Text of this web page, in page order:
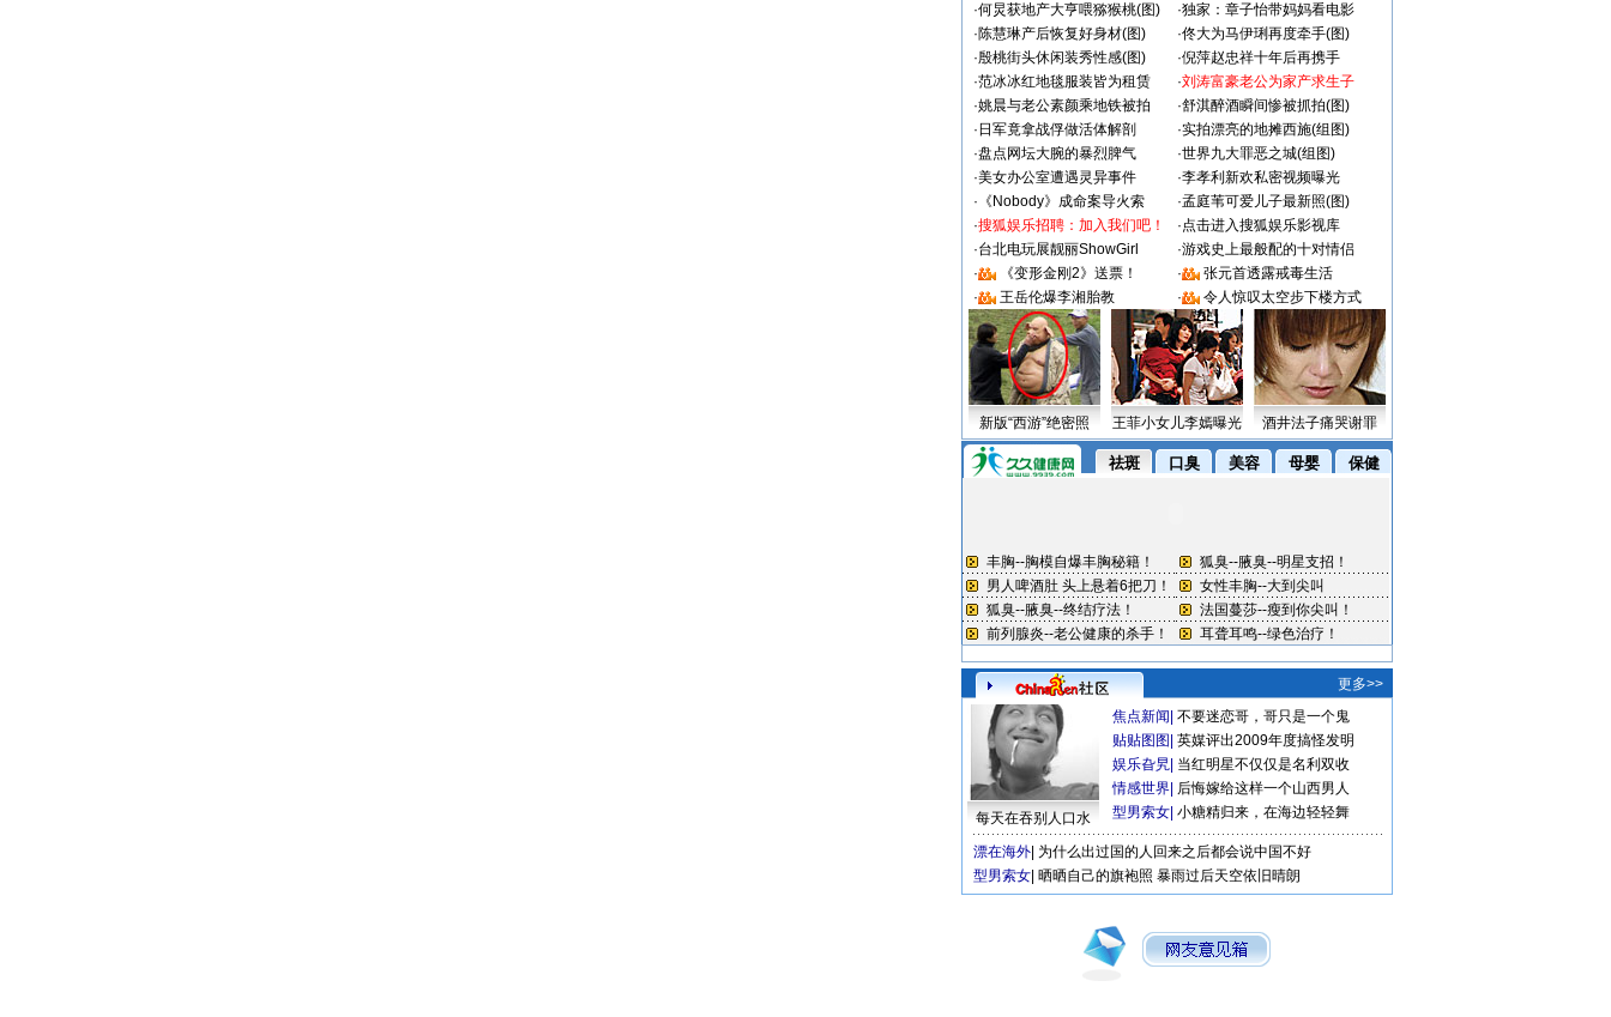
·何炅获地产大亨喂猕猴桃(图) ·独家：章子怡带妈妈看电影
·陈慧琳产后恢复好身材(图) ·佟大为马伊琍再度牵手(图)
·殷桃街头休闲装秀性感(图) ·倪萍赵忠祥十年后再携手
·范冰冰红地毯服装皆为租赁 ·刘涛富豪老公为家产求生子
·姚晨与老公素颜乘地铁被拍 ·舒淇醉酒瞬间惨被抓拍(图)
· 日军竟拿战俘做活体解剖 ·实拍漂亮的地摊西施(组图)
·盘点网坛大腕的暴烈脾气 ·世界九大罪恶之城(组图)
·美女办公室遭遇灵异事件 ·李孝利新欢私密视频曝光
· 《Nobody》成命案导火索 ·孟庭苇可爱儿子最新照(图)
·搜狐娱乐招聘：加入我们吧！ ·点击进入搜狐娱乐影视库
·台北电玩展靓丽ShowGirl ·游戏史上最般配的十对情侣
·
《变形金刚2》送票！ ·
张元首透露戒毒生活
·
王岳伦爆李湘胎教 · 令人惊叹太空步下楼方式
新版“西游”绝密照 王菲小女儿李嫣曝光 酒井法子痛哭谢罪
更多>>
每天在吞别人口水
焦点新闻 不要迷恋哥，哥只是一个鬼
贴贴图图 英媒评出2009年度搞怪发明
娱乐旮旯 当红明星不仅仅是名利双收
情感世界 后悔嫁给这样一个山西男人
型男索女 小糖精归来，在海边轻轻舞
漂在海外 为什么出过国的人回来之后都会说中国不好
型男索女 晒晒自己的旗袍照 暴雨过后天空依旧晴朗